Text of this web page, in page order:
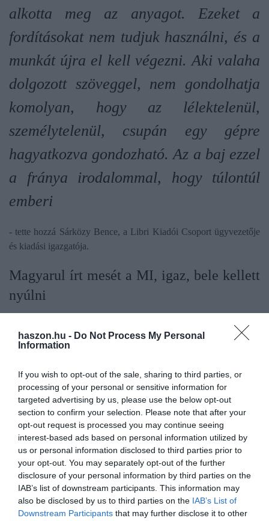
haszon.hu - Do Not Process My Personal
Information
If you wish to opt-out of the sale, sharing to third parties, or
processing of your personal or sensitive information for
targeted advertising by us, please use the below opt-out
section to confirm your selection. Please note that after your
opt-out request is processed you may continue seeing
interest-based ads based on personal information utilized by
us or personal information disclosed to third parties prior to
your opt-out. You may separately opt-out of the further
disclosure of your personal information by third parties on the
IAB’s list of downstream participants. This information may
also be disclosed by us to third parties on the IAB’s List of
Downstream Participants that may further disclose it to other
alkotta meg az anyagot. Ezeket a
fordításokat nem tudjuk használni, és a
munkát újra el kell végezni. Aki valaha
dolgozott szöveggel, nem gondolhatja
komolyan, hogy az lélektelenül,
személytelenül, csupán egy gépre
hagyatkozva gondozható. Az a baj ezzel
a fránya irodalommal, hogy túlontúl
emberi
- tette hozzá Sárközy Bence, a Libri Kiadói Csoport ügyvezetője
és kiadási igazgatója.
Magyarul írt mesét a MI, igaz, bele kellett
nyúlni
Azonban van, aki elégedett a nagy nyelvi modellek
szolgáltatásaival. Bereczki Nóra saját meséket írt a két és fél éves
Ahogyan arról beszámolt, a programmal generált mesék szövegei
rövidek, könnyen érthetők és szórakoztatók voltak. Egy másik
alkalmazással illusztrációkat is készített a történetekhez.
Mindezeket egy könyvbe szerkesztette, kinyomtatva, a
végeredmény pedig tetszett a kisfiának is.
A történetek előállításának feltétele volt, hogy a lehető
legegyszerűbb mondatokkal meg kellett adni hozzájuk a
legfontosabb információkat, például az elképzelt alaptörténetet, a
témát és a végkifejletet. Ezek hiányában a program nem feltétlen